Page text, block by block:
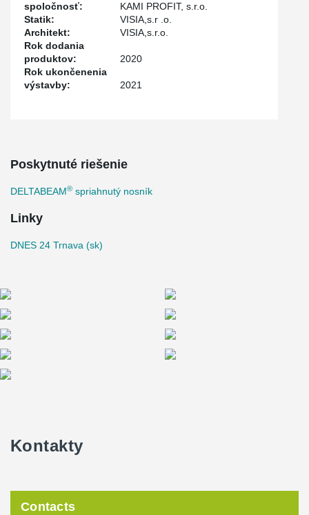
spoločnosť:
KAMI PROFIT, s.r.o.
Statik:
VISIA,s.r .o.
Architekt:
VISIA,s.r.o.
Rok dodania
produktov:
2020
Rok ukončenenia
výstavby:
2021
Poskytnuté riešenie
DELTABEAM® spriahnutý nosník
Linky
DNES 24 Trnava (sk)
Kontakty
Contacts